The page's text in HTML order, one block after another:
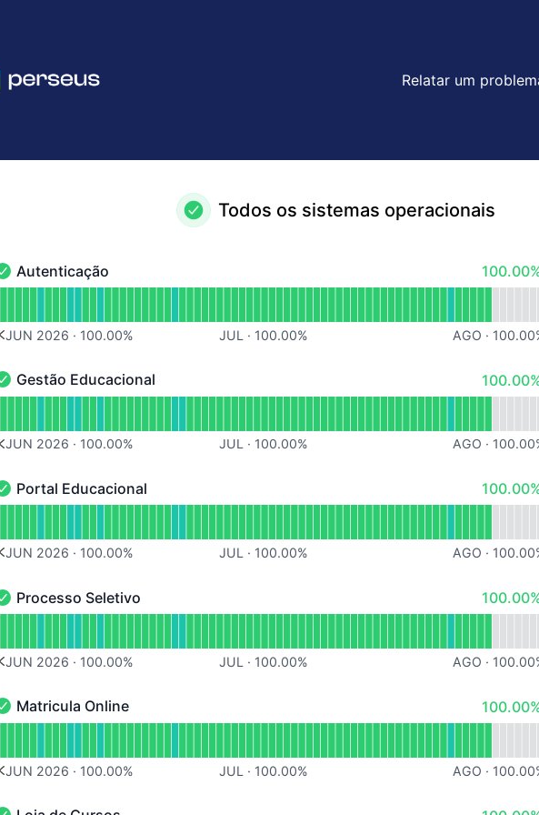
Relatar um
Todos os sistemas operacionais
- Operacional
Autenticação 100% -
JUN 2026 · 100.00% JUL · 100.00% AGO · 100.00
Educacional - Operacional
Gestão Educacional 100% -
JUN 2026 · 100.00% JUL · 100.00% AGO · 100.00
Educacional - Operacional
Portal Educacional 100% -
JUN 2026 · 100.00% JUL · 100.00% AGO · 100.00
Seletivo - Operacional
Processo Seletivo 100% -
JUN 2026 · 100.00% JUL · 100.00% AGO · 100.00
Online - Operacional
Matricula Online 100% -
JUN 2026 · 100.00% JUL · 100.00% AGO · 100.00